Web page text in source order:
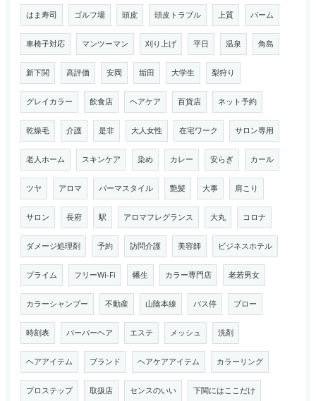
はま寿司 ゴルフ場 頭皮 頭皮トラブル 上質 バーム
車椅子対応 マンツーマン 刈り上げ 平日 温泉 角島
新下関 高評価 安岡 垢田 大学生 梨狩り
グレイカラー 飲食店 ヘアケア 百貨店 ネット予約
乾燥毛 介護 是非 大人女性 在宅ワーク サロン専用
老人ホーム スキンケア 染め カレー 安らぎ カール
ツヤ アロマ パーマスタイル 艶髪 大事 肩こり
サロン 長府 駅 アロマフレグランス 大丸 コロナ
ダメージ処理剤 予約 訪問介護 美容師 ビジネスホテル
プライム フリーWi-Fi 幡生 カラー専門店 老若男女
カラーシャンプー 不動産 山陰本線 バス停 ブロー
時刻表 バーバーヘア エステ メッシュ 洗剤
ヘアアイテム ブランド ヘアケアアイテム カラーリング
プロステップ 取扱店 センスのいい 下関にはここだけ